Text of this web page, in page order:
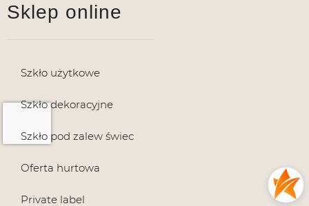
Sklep online
Szkło użytkowe
Szkło dekoracyjne
Szkło pod zalew świec
Oferta hurtowa
Private label